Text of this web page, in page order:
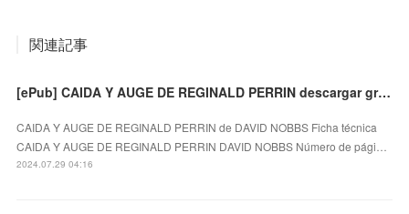
関連記事
[ePub] CAIDA Y AUGE DE REGINALD PERRIN descargar gratis
CAIDA Y AUGE DE REGINALD PERRIN de DAVID NOBBS Ficha técnica
CAIDA Y AUGE DE REGINALD PERRIN DAVID NOBBS Número de pági…
2024.07.29 04:16